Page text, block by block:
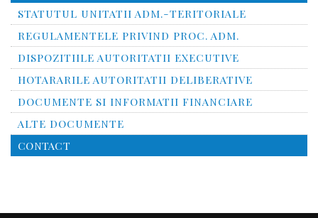
STATUTUL UNITATII ADM.-TERITORIALE
REGULAMENTELE PRIVIND PROC. ADM.
DISPOZITIILE AUTORITATII EXECUTIVE
HOTARARILE AUTORITATII DELIBERATIVE
DOCUMENTE SI INFORMATII FINANCIARE
ALTE DOCUMENTE
CONTACT